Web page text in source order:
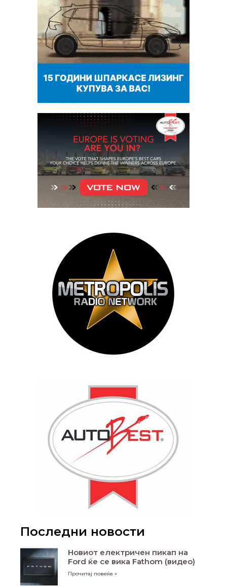
Последни новости
Новиот електричен пикап на
Ford ќе се вика Fathom (видео)
Прочитај повеќе »